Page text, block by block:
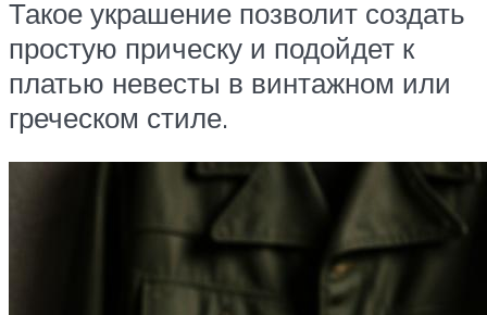
Такое украшение позволит создать
простую прическу и подойдет к
платью невесты в винтажном или
греческом стиле.